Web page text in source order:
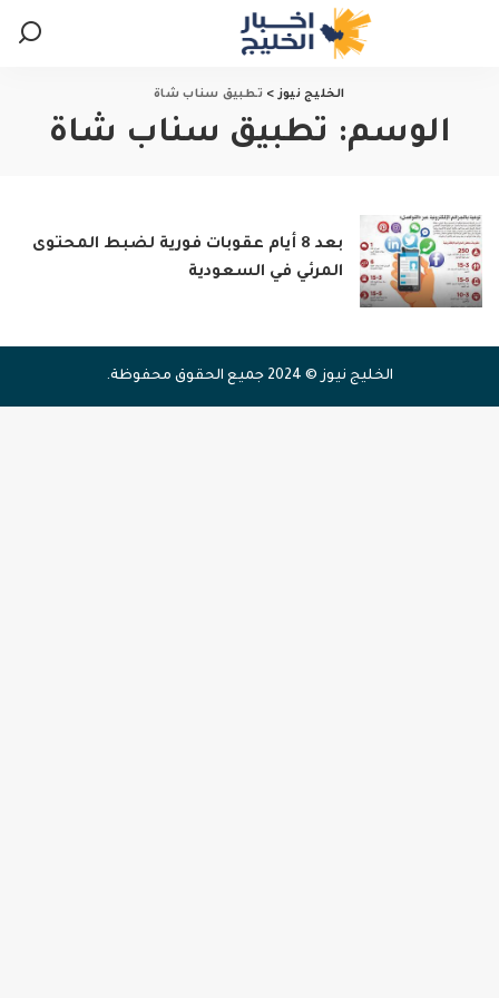
الخليج نيوز> تطبيق سناب شاة
الوسم: تطبيق سناب شاة
بعد 8 أيام عقوبات فورية لضبط المحتوى
المرئي في السعودية
الخليج نيوز © 2024 جميع الحقوق محفوظة.